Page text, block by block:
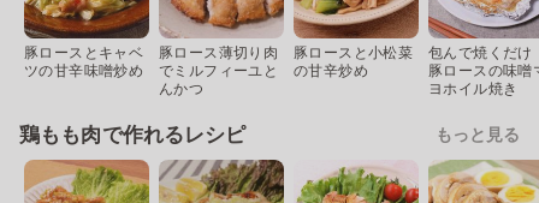
豚ロースとキャベ
ツの甘辛味噌炒め
豚ロース薄切り肉
でミルフィーユと
んかつ
豚ロースと小松菜
の甘辛炒め
包んで焼くだけ
豚ロースの味噌
ヨホイル焼き
鶏もも肉で作れるレシピ もっと見る